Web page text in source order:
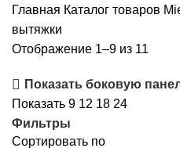
Главная Каталог товаров
вытяжки
Отображение 1–9 из 11
Показать боковую
Показать 9 12 18 24
Фильтры
Сортировать по